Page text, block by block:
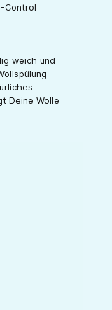
Control
weich und
Deine Wolle